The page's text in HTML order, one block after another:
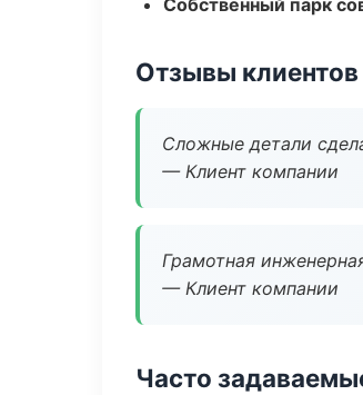
Собственный парк
Отзывы клиентов
Сложные детали
— Клиент компании
Грамотная
— Клиент компании
Часто